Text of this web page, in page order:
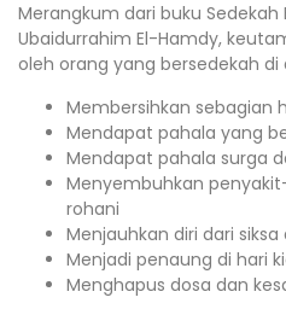
Merangkum dari buku Sedekah
Ubaidurrahim El-Hamdy,
oleh orang yang bersedekah
Membersihkan sebagian
Mendapat pahala yang
Mendapat pahala surga
Menyembuhkan
rohani
Menjauhkan diri dari siksa
Menjadi penaung di hari
Menghapus dosa dan